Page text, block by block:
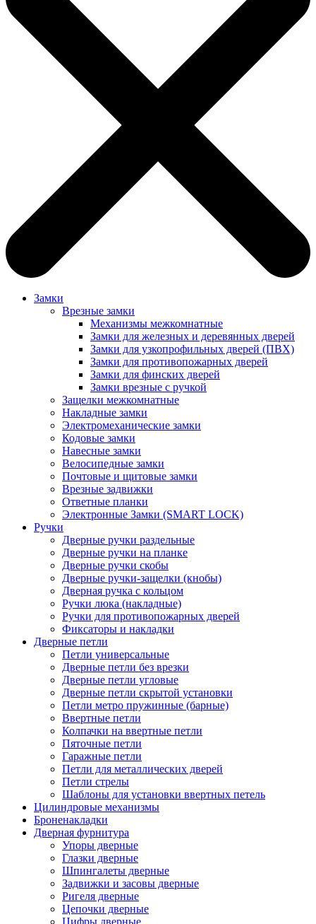
Замки
Врезные замки
Механизмы межкомнатные
Замки для железных и деревянных дверей
Замки для узкопрофильных дверей (ПВХ)
Замки для противопожарных дверей
Замки для финских дверей
Замки врезные с ручкой
Защелки межкомнатные
Накладные замки
Электромеханические замки
Кодовые замки
Навесные замки
Велосипедные замки
Почтовые и щитовые замки
Врезные задвижки
Ответные планки
Электронные Замки (SMART LOCK)
Ручки
Дверные ручки раздельные
Дверные ручки на планке
Дверные ручки скобы
Дверные ручки-защелки (кнобы)
Дверная ручка с кольцом
Ручки люка (накладные)
Ручки для противопожарных дверей
Фиксаторы и накладки
Дверные петли
Петли универсальные
Дверные петли без врезки
Дверные петли угловые
Дверные петли скрытой установки
Петли метро пружинные (барные)
Ввертные петли
Колпачки на ввертные петли
Пяточные петли
Гаражные петли
Петли для металлических дверей
Петли стрелы
Шаблоны для установки ввертных петель
Цилиндровые механизмы
Броненакладки
Дверная фурнитура
Упоры дверные
Глазки дверные
Шпингалеты дверные
Задвижки и засовы дверные
Ригеля дверные
Цепочки дверные
Цифры дверные